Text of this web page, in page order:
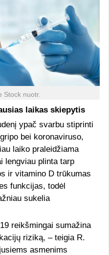
Stock nuotr.
laikas skiepytis
ypač svarbu stiprinti
bei koronaviruso,
laiko praleidžiama
lengviau plinta tarp
ir vitamino D trūkumas
funkcijas, todėl
sukelia
reikšmingai sumažina
riziką, – teigia R.
asmenims